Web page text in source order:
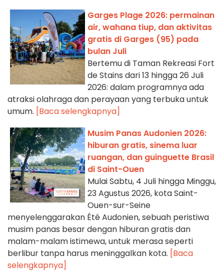
Garges Plage 2026: permainan
air, wahana tiup, dan aktivitas
gratis di Garges (95) pada
bulan Juli
Bertemu di Taman Rekreasi Fort
de Stains dari 13 hingga 26 Juli
2026: dalam programnya ada
atraksi olahraga dan perayaan yang terbuka untuk
umum. [Baca selengkapnya]
Musim Panas Audonien 2026:
hiburan gratis, sinema luar
ruangan, dan guinguette Brasil
di Saint-Ouen
Mulai Sabtu, 4 Juli hingga Minggu,
23 Agustus 2026, kota Saint-
Ouen-sur-Seine
menyelenggarakan Été Audonien, sebuah peristiwa
musim panas besar dengan hiburan gratis dan
malam-malam istimewa, untuk merasa seperti
berlibur tanpa harus meninggalkan kota. [Baca
selengkapnya]